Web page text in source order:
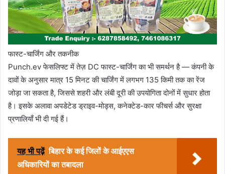
फास्ट-चार्जिंग और तकनीक
Punch.ev फेसलिफ्ट में तेज़ DC फास्ट-चार्जिंग का भी समर्थन है — कंपनी के
दावों के अनुसार मात्र 15 मिनट की चार्जिंग में लगभग 135 किमी तक का रेंज
जोड़ा जा सकता है, जिससे शहरी और लंबी दूरी की उपयोगिता दोनों में सुधार होता
है। इसके अलावा अपडेटेड ड्राइव-मोड्स, कनेक्टेड-कार फीचर्स और सुरक्षा
प्रणालियाँ भी दी गई हैं।
यह भी पढ़ें बिहार के कई जिलों के आईएएस
अधिकारियों का तबादला